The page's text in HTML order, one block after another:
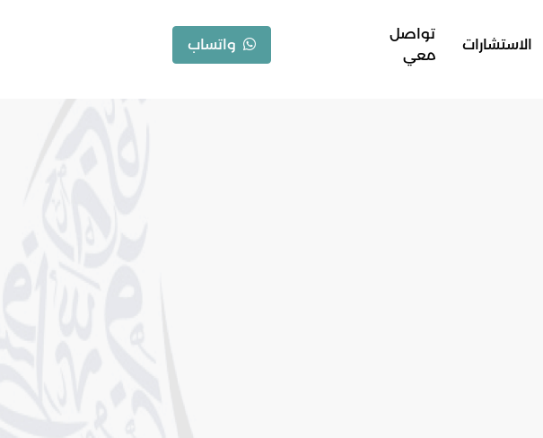
الاستشارات
تواصل
معي
واتساب